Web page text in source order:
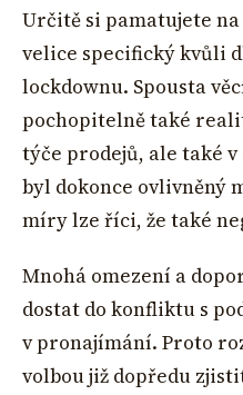
Určitě si pamatujete
velice specifický kvůli
lockdownu. Spousta
pochopitelně také
týče prodejů, ale také
byl dokonce ovlivněný
míry lze říci, že také
Mnohá omezení a
dostat do konfliktu s
v pronajímání. Proto
volbou již dopředu